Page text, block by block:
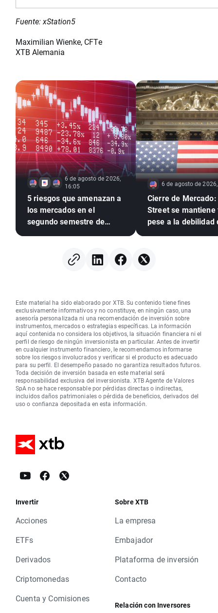
Fuente: xStation5
Maximilian Wienke, CFTe
XTB Alemania
6 de agosto de 2026,
16:05
5 riesgos que amenazan a
los mercados en el
segundo semestre de
6 de agosto de
Cierre de Mercado:
Street se
pese a la debilidad
Este material ha sido elaborado por XTB. Su contenido tiene fines
exclusivamente informativos y no constituye, en ningún caso, una
asesoría personalizada ni una recomendación de inversión sobre
instrumentos, mercados o estrategias específicas. La información
aquí contenida no considera los objetivos, la situación financiera ni el
perfil de riesgo de ningún inversionista en particular. Antes de invertir
en cualquier instrumento financiero, le recomendamos informarse
sobre los riesgos involucrados y verificar si el producto es adecuado
para su perfil. El desempeño pasado no garantiza resultados futuros.
Toda decisión de inversión basada en este material será
responsabilidad exclusiva del inversionista. XTB Agente de Valores
SpA no se hace responsable por pérdidas directas o indirectas,
incluidos daños patrimoniales o pérdida de beneficios, derivados del
uso o confianza depositada en esta información.
Invertir
Acciones
ETFs
Derivados
Criptomonedas
Cuenta y Comisiones
Sobre XTB
La empresa
Embajador
Plataforma de inversión
Contacto
Relación con Inversores